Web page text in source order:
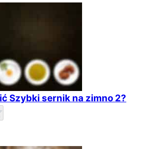
Szybki sernik na zimno 2?